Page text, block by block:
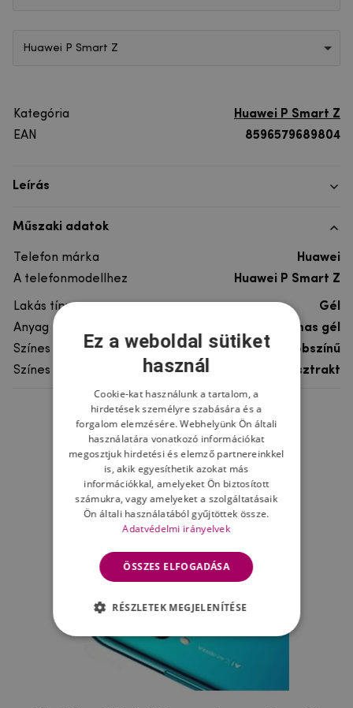
Huawei P Smart Z
Kategória
Huawei P Smart Z
EAN
8596579689804
Leírás
Műszaki adatok
Telefon márka
Huawei
A telefonmodellhez
Huawei P Smart Z
Lakás típusa
Gél
Anyag
rugalmas gél
Színes
többszínű
Színes motívum
Absztrakt
Ne felejtsd el
Ez a weboldal sütiket
használ
Cookie-kat használunk a tartalom, a
hirdetések személyre szabására és a
forgalom elemzésére. Webhelyünk Ön általi
használatára vonatkozó információkat
megosztjuk hirdetési és elemző partnereinkkel
is, akik egyesíthetik azokat más
információkkal, amelyeket Ön biztosított
számukra, vagy amelyeket a szolgáltatásaik
Ön általi használatából gyűjtöttek össze.
Adatvédelmi irányelvek
ÖSSZES ELFOGADÁSA
RÉSZLETEK MEGJELENÍTÉSE